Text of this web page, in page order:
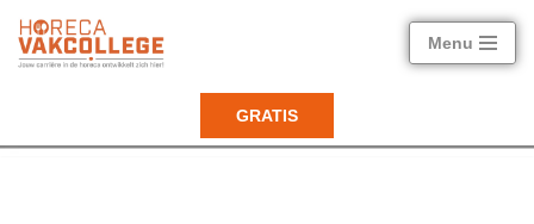
Ga
inhoud
Menu
GRATIS